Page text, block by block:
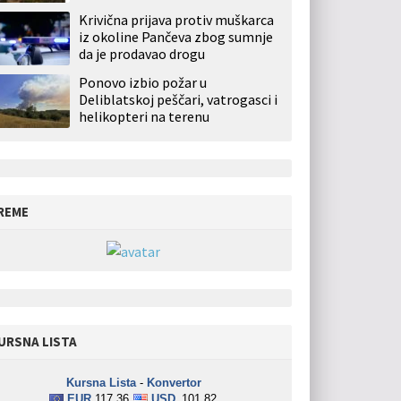
Krivična prijava protiv muškarca
iz okoline Pančeva zbog sumnje
da je prodavao drogu
Ponovo izbio požar u
Deliblatskoj peščari, vatrogasci i
helikopteri na terenu
LISTA